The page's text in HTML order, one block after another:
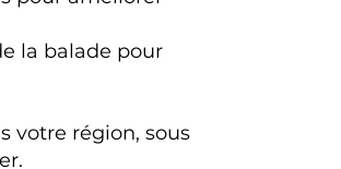
la balade pour
votre région, sous